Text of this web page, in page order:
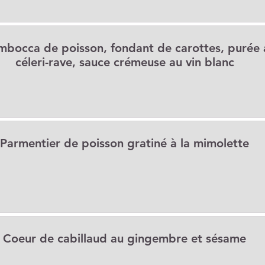
de poisson, fondant de carottes, purée
céleri-rave, sauce crémeuse au vin blanc
Parmentier de poisson gratiné à la mimolette
Coeur de cabillaud au gingembre et sésame